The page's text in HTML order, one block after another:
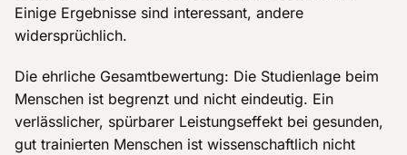
Einige Ergebnisse sind interessant, andere
widersprüchlich.
Die ehrliche Gesamtbewertung: Die Studienlage beim
Menschen ist begrenzt und nicht eindeutig. Ein
verlässlicher, spürbarer Leistungseffekt bei gesunden,
gut trainierten Menschen ist wissenschaftlich nicht